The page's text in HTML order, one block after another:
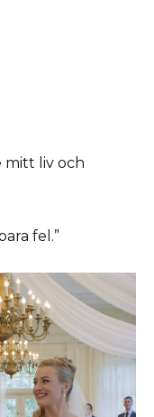
mitt liv och
fel.”